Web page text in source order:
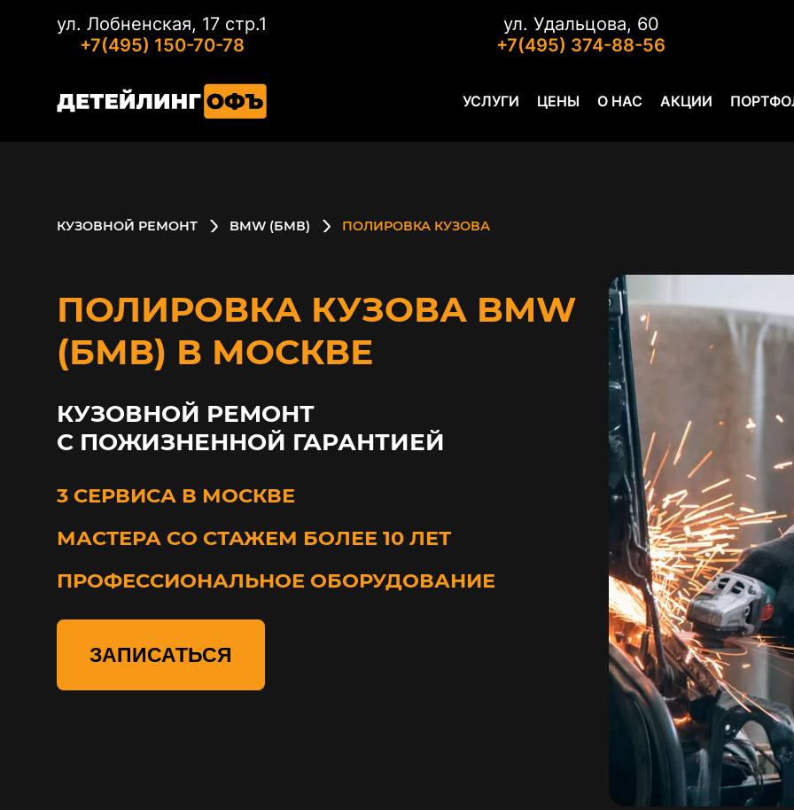
ул. Лобненская, 17 стр.1
+7(495) 150-70-78
ул. Удальцова, 60
+7(495) 374-88-56
УСЛУГИ ЦЕНЫ О НАС АКЦИИ
КУЗОВНОЙ РЕМОНТ BMW (БМВ) ПОЛИРОВКА КУЗОВА
ПОЛИРОВКА КУЗОВА BMW
(БМВ) В МОСКВЕ
КУЗОВНОЙ РЕМОНТ
С ПОЖИЗНЕННОЙ ГАРАНТИЕЙ
3 СЕРВИСА В МОСКВЕ
МАСТЕРА СО СТАЖЕМ БОЛЕЕ 10 ЛЕТ
ПРОФЕССИОНАЛЬНОЕ ОБОРУДОВАНИЕ
ЗАПИСАТЬСЯ